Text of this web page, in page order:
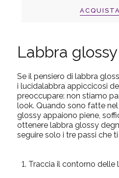
Labbra glossy
Se il pensiero di labbra
i lucidalabbra appiccicosi
preoccupare: non stiamo
look. Quando sono fatte
glossy appaiono piene,
ottenere labbra glossy
seguire solo i tre passi che
1. Traccia il contorno delle